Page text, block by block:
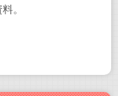
。